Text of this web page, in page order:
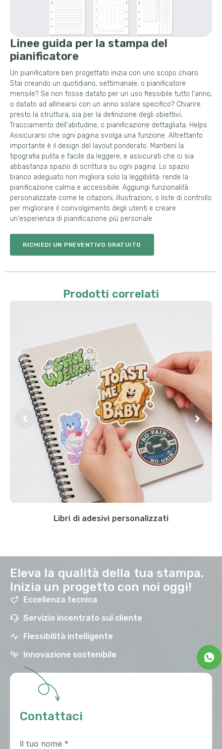
Linee guida per la stampa del
pianificatore
Un pianificatore ben progettato inizia con uno scopo chiaro.
Stai creando un quotidiano, settimanale, o pianificatore
mensile? Se non fosse datato per un uso flessibile tutto l'anno,
o datato ad allinearsi con un anno solare specifico? Chiarire
presto la struttura, sia per la definizione degli obiettivi,
Tracciamento dell'abitudine, o pianificazione dettagliata: Helps
Assicurarsi che ogni pagina svolga una funzione. Altrettanto
importante è il design del layout ponderato. Mantieni la
tipografia pulita e facile da leggere, e assicurati che ci sia
abbastanza spazio di scrittura su ogni pagina. Lo spazio
bianco adeguato non migliora solo la leggibilità: rende la
pianificazione calma e accessibile. Aggiungi funzionalità
personalizzate come le citazioni, illustrazioni, o liste di controllo
per migliorare il coinvolgimento degli utenti e creare
un'esperienza di pianificazione più personale.
RICHIEDI UN PREVENTIVO GRATUITO
Prodotti correlati
Libri di adesivi personalizzati
Eleva la qualità della tua stampa.
Inizia un progetto con noi oggi!
Eccellenza tecnica
Servizio incentrato sul cliente
Flessibilità intelligente
Innovazione sostenibile
Contattaci
Il tuo nome *